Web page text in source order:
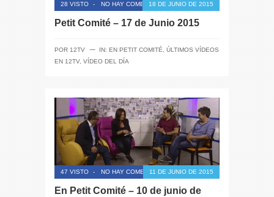
28 VISTO - NO HAY COMENTARIOS18 DE JUNIO DE 2015
Petit Comité – 17 de Junio 2015
POR 12TV ─ IN: EN PETIT COMITÉ, ÚLTIMOS VÍDEOS
EN 12TV, VÍDEO DEL DÍA
47 VISTO - NO HAY COMENTARIOS11 DE JUNIO DE 2015
En Petit Comité – 10 de junio de